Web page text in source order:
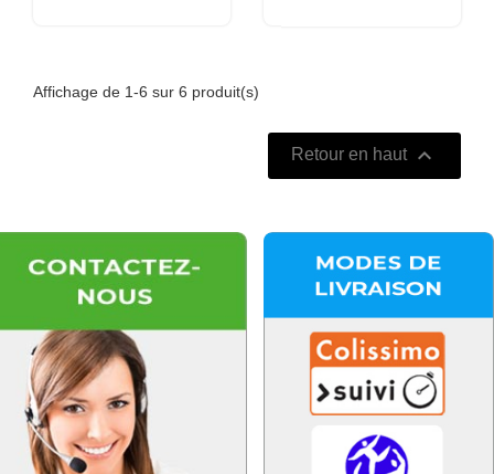
Affichage de 1-6 sur 6 produit(s)
Retour en haut 